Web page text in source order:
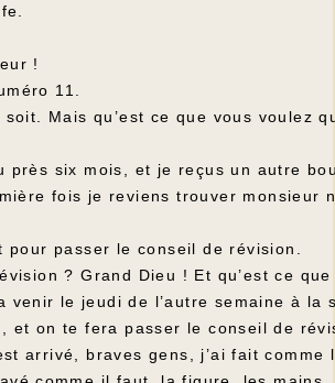
!
11.
Mais qu’est ce que vous voulez
près six mois, et je reçus un autre
fois je reviens trouver monsieur
pour passer le conseil de révision.
? Grand Dieu ! Et qu’est ce que
venir le jeudi de l’autre semaine à la
et on te fera passer le conseil de
arrivé, braves gens, j’ai fait comme